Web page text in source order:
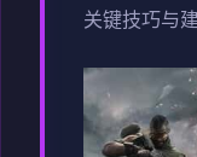
关键技巧与